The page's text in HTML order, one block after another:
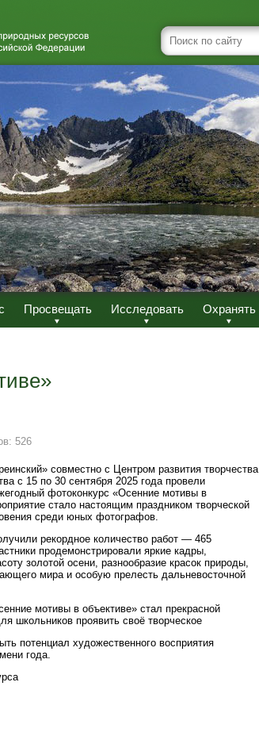
Просвещать Исследовать Охранять
526
совместно с Центром развития творчества
с 15 по 30 сентября 2025 года провели
фотоконкурс «Осенние мотивы в
стало настоящим праздником творческой
среди юных фотографов.
рекордное количество работ — 465
продемонстрировали яркие кадры,
золотой осени, разнообразие красок природы,
мира и особую прелесть дальневосточной
мотивы в объективе» стал прекрасной
школьников проявить своё творческое
потенциал художественного восприятия
года.